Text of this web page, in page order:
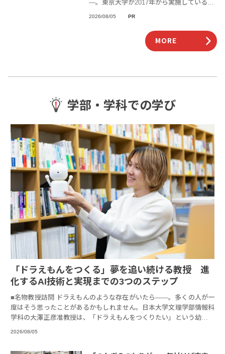
―。東京大学が2017年から実施している正
2026/08/05 PR
MORE
学部・学科での学び
「ドラえもんをつくる」夢を追い続ける教授 進
化するAI技術と実現までの3つのステップ
■名物教授訪問 ドラえもんのような存在がいたら――。多くの人が一
度はそう思ったことがあるかもしれません。日本大学文理学部情報科
学科の大澤正彦准教授は、「ドラえもんをつくりたい」という幼少期
2026/08/05